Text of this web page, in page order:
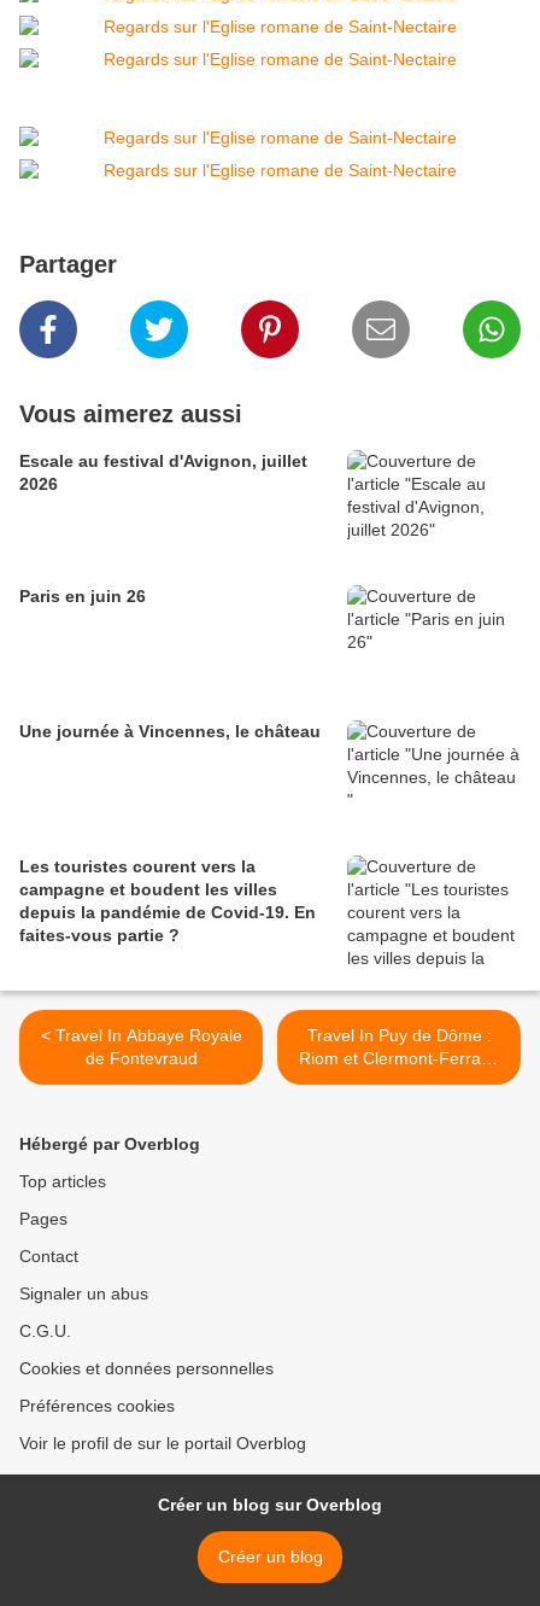
Partager
Vous aimerez aussi
Escale au festival d'Avignon, juillet
2026
Paris en juin 26
Une journée à Vincennes, le château
Les touristes courent vers la
campagne et boudent les villes
depuis la pandémie de Covid‑19. En
faites‑vous partie ?
< Travel In Abbaye Royale
de Fontevraud
Travel In Puy de Dôme :
Riom et Clermont-Ferrand
>
Hébergé par Overblog
Top articles
Pages
Contact
Signaler un abus
C.G.U.
Cookies et données personnelles
Préférences cookies
Voir le profil de sur le portail Overblog
Créer un blog sur Overblog
Créer un blog